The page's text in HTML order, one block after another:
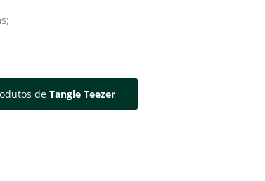
de Tangle Teezer